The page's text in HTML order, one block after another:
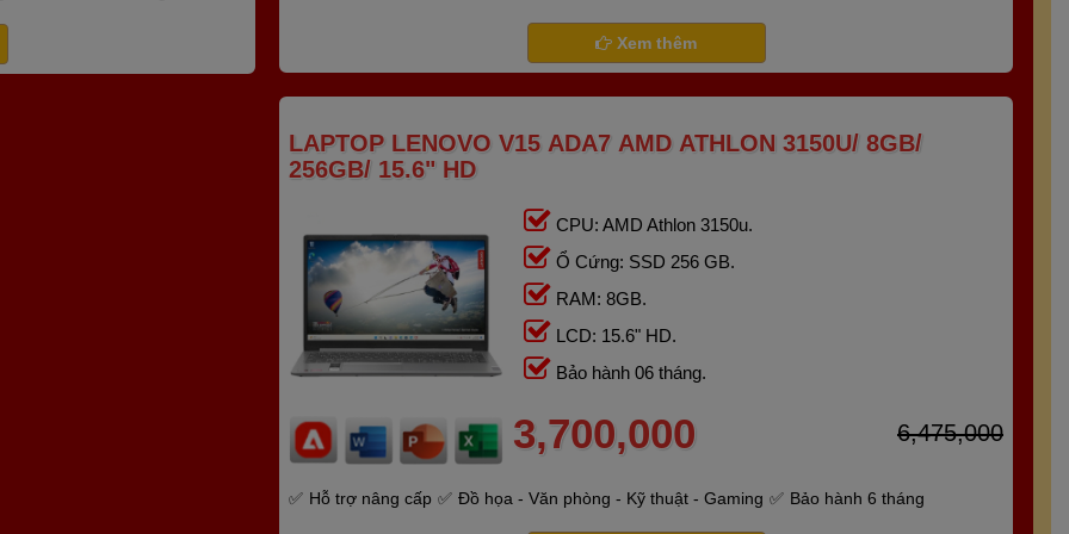
Xem thêm
LAPTOP LENOVO V15 ADA7 AMD ATHLON 3150U/ 8GB/
256GB/ 15.6" HD
CPU: AMD Athlon 3150u.
Ổ Cứng: SSD 256 GB.
RAM: 8GB.
LCD: 15.6" HD.
Bảo hành 06 tháng.
3,700,000 6,475,000
Hỗ trợ nâng cấp Đồ họa - Văn phòng - Kỹ thuật - Gaming Bảo hành 6 tháng